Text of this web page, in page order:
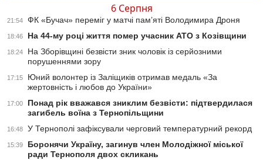
6 Серпня
21:54 ФК «Бучач» переміг у матчі пам’яті Володимира Дроня
18:46 На 44-му році життя помер учасник АТО з Козівщини
18:24
На Зборівщині безвісти зник чоловік із серйозними
порушеннями зору
17:15
Юний волонтер із Заліщиків отримав медаль «За
жертовність і любов до України»
17:00
Понад рік вважався зниклим безвісти: підтвердилася
загибель воїна з Тернопільщини
16:48 У Тернополі зафіксували черговий температурний рекорд
15:39
Боронячи Україну, загинув член Молодіжної міської
ради Тернополя двох скликань